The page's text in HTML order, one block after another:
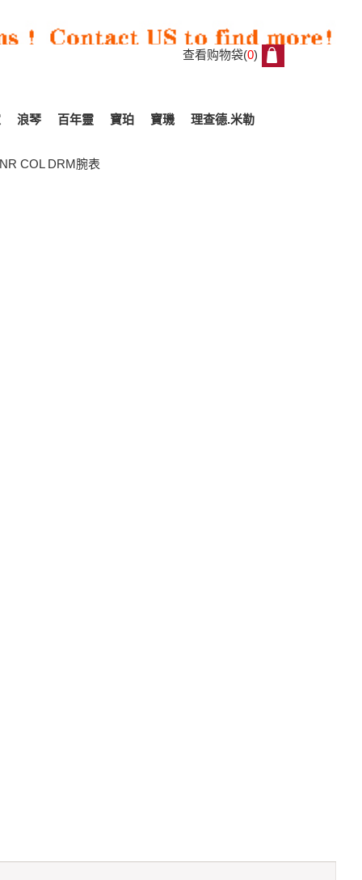
查看购物袋(0)
浪琴 百年靈 寶珀 寶璣 理查德.米勒
COL DRM腕表